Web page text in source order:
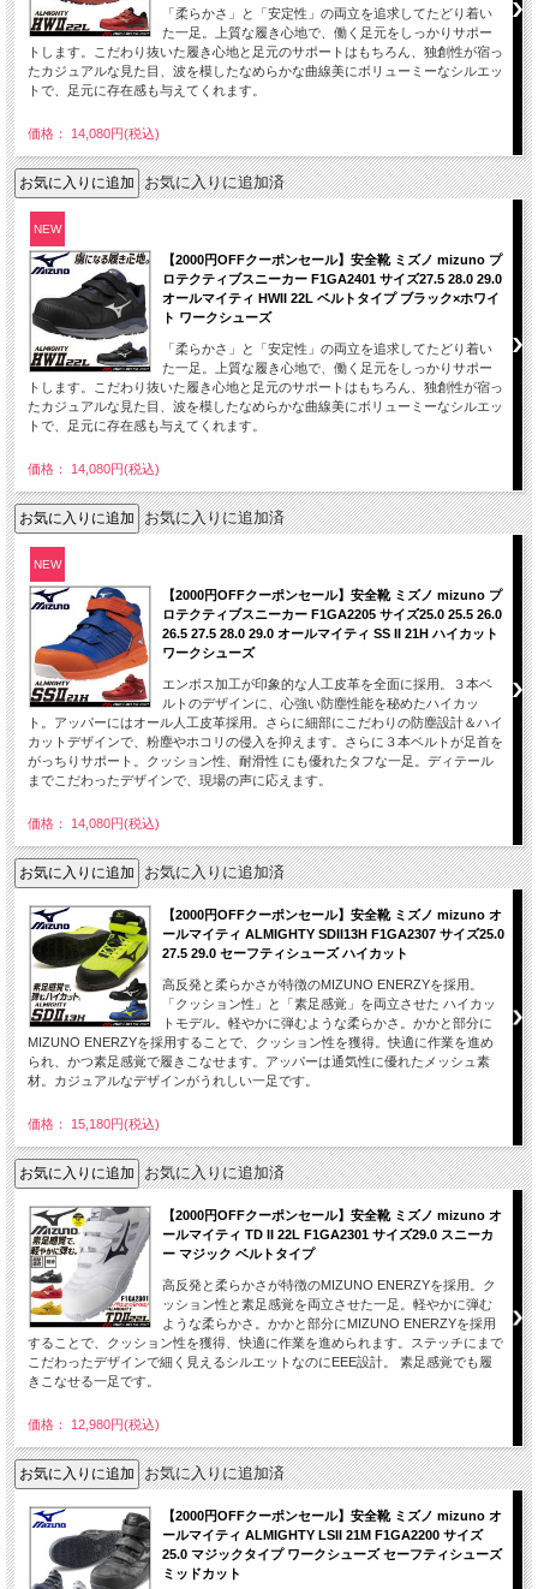
「柔らかさ」と「安定性」の両立を追求してたどり着い
た一足。上質な履き心地で、働く足元をしっかりサポー
トします。こだわり抜いた履き心地と足元のサポートはもちろん、独創性が宿っ
たカジュアルな見た目、波を模したなめらかな曲線美にボリューミーなシルエッ
トで、足元に存在感も与えてくれます。
価格： 14,080円(税込)
お気に入りに追加済
NEW
【2000円OFFクーポンセール】安全靴 ミズノ mizuno プ
ロテクティブスニーカー F1GA2401 サイズ27.5 28.0 29.0
オールマイティ HWII 22L ベルトタイプ ブラック×ホワイ
ト ワークシューズ
「柔らかさ」と「安定性」の両立を追求してたどり着い
た一足。上質な履き心地で、働く足元をしっかりサポー
トします。こだわり抜いた履き心地と足元のサポートはもちろん、独創性が宿っ
たカジュアルな見た目、波を模したなめらかな曲線美にボリューミーなシルエッ
トで、足元に存在感も与えてくれます。
価格： 14,080円(税込)
お気に入りに追加済
NEW
【2000円OFFクーポンセール】安全靴 ミズノ mizuno プ
ロテクティブスニーカー F1GA2205 サイズ25.0 25.5 26.0
26.5 27.5 28.0 29.0 オールマイティ SS II 21H ハイカット
ワークシューズ
エンボス加工が印象的な人工皮革を全面に採用。３本ベ
ルトのデザインに、心強い防塵性能を秘めたハイカッ
ト。アッパーにはオール人工皮革採用。さらに細部にこだわりの防塵設計＆ハイ
カットデザインで、粉塵やホコリの侵入を抑えます。さらに３本ベルトが足首を
がっちりサポート。クッション性、耐滑性 にも優れたタフな一足。ディテール
までこだわったデザインで、現場の声に応えます。
価格： 14,080円(税込)
お気に入りに追加済
【2000円OFFクーポンセール】安全靴 ミズノ mizuno オ
ールマイティ ALMIGHTY SDII13H F1GA2307 サイズ25.0
27.5 29.0 セーフティシューズ ハイカット
高反発と柔らかさが特徴のMIZUNO ENERZYを採用。
「クッション性」と「素足感覚」を両立させた ハイカッ
トモデル。軽やかに弾むような柔らかさ。かかと部分に
MIZUNO ENERZYを採用することで、クッション性を獲得。快適に作業を進め
られ、かつ素足感覚で履きこなせます。アッパーは通気性に優れたメッシュ素
材。カジュアルなデザインがうれしい一足です。
価格： 15,180円(税込)
お気に入りに追加済
【2000円OFFクーポンセール】安全靴 ミズノ mizuno オ
ールマイティ TD II 22L F1GA2301 サイズ29.0 スニーカ
ー マジック ベルトタイプ
高反発と柔らかさが特徴のMIZUNO ENERZYを採用。ク
ッション性と素足感覚を両立させた一足。軽やかに弾む
ような柔らかさ。かかと部分にMIZUNO ENERZYを採用
することで、クッション性を獲得、快適に作業を進められます。ステッチにまで
こだわったデザインで細く見えるシルエットなのにEEE設計。 素足感覚でも履
きこなせる一足です。
価格： 12,980円(税込)
お気に入りに追加済
【2000円OFFクーポンセール】安全靴 ミズノ mizuno オ
ールマイティ ALMIGHTY LSII 21M F1GA2200 サイズ
25.0 マジックタイプ ワークシューズ セーフティシューズ
ミッドカット